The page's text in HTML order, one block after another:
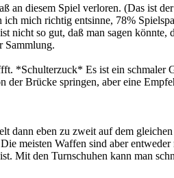
an diesem Spiel verloren. (Das ist
mich richtig entsinne, 78%
so gut, daß man sagen
Sammlung.
*Schulterzuck* Es ist ein
der Brücke springen, aber eine
eben zu zweit auf dem
meisten Waffen sind aber
Mit den Turnschuhen kann man